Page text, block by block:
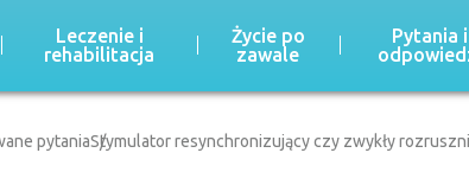
Leczenie i
rehabilitacja
Życie po
zawale
Pytania i
pytaniaStymulator resynchronizujący czy zwykły